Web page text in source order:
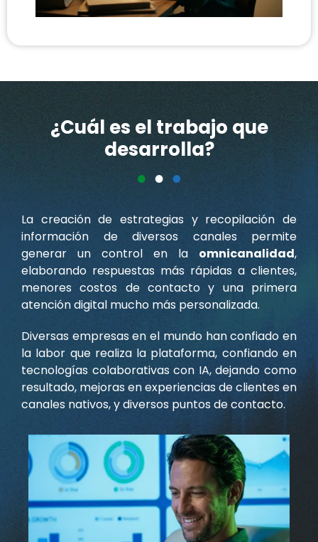
¿Cuál es el trabajo que
desarrolla?
La creación de estrategias y recopilación de
información de diversos canales permite
generar un control en la omnicanalidad,
elaborando respuestas más rápidas a clientes,
menores costos de contacto y una primera
atención digital mucho más personalizada.
Diversas empresas en el mundo han confiado en
la labor que realiza la plataforma, confiando en
tecnologías colaborativas con IA, dejando como
resultado, mejoras en experiencias de clientes en
canales nativos, y diversos puntos de contacto.